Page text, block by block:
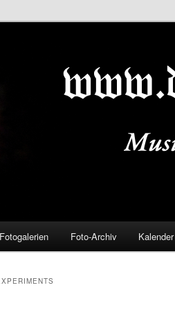
Fotogalerien Foto-Archiv Kalender